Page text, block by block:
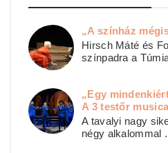
„A színház
Hirsch Máté és
színpadra a
„Egy
A 3 testőr
A tavalyi nagy
négy alkalommal